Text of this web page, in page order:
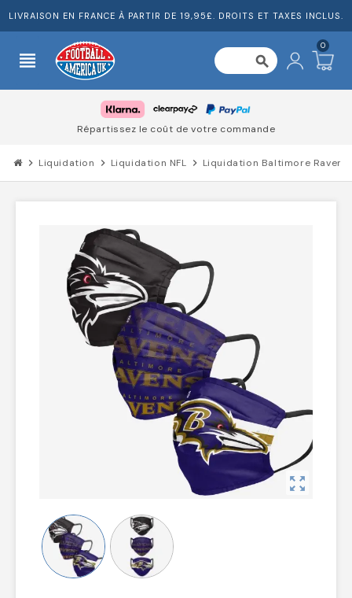
LIVRAISON EN FRANCE À PARTIR DE 19,95£. DROITS ET TAXES INCLUS.
view_headline search
0
Répartissez le coût de votre commande
chevron_right Liquidation chevron_right Liquidation NFL chevron_right Liquidation Baltimore Ravens
zoom_out_map